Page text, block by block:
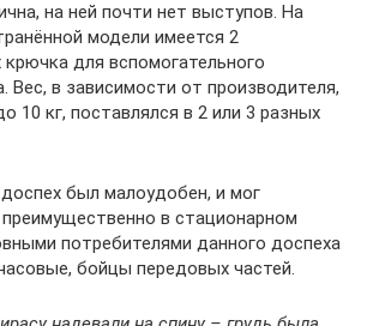
на ней почти нет выступов. На
модели имеется 2
для вспомогательного
Вес, в зависимости от производителя,
10 кг, поставлялся в 2 или 3 разных
доспех был малоудобен, и мог
в стационарном
потребителями данного доспеха
бойцы передовых частей.